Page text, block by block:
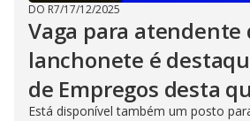
DO R7/17/12/2025
Vaga para atendente
lanchonete é
de Empregos desta
Está disponível também um posto